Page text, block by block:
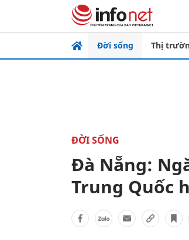
Đời sống Thị
ĐỜI SỐNG
Đà Nẵng:
Trung Quốc